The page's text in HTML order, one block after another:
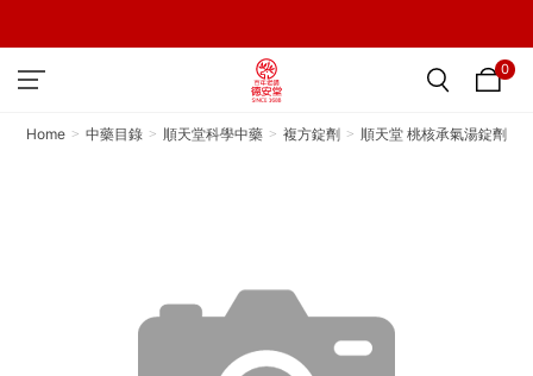
0
Home 中藥目錄 順天堂科學中藥 複方錠劑 順天堂 桃核承氣湯錠劑